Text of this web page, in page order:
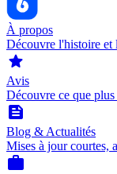
À propos
Découvre l'histoire et
star
Avis
Découvre ce que
feed
Blog & Actualités
Mises à jour courtes,
work